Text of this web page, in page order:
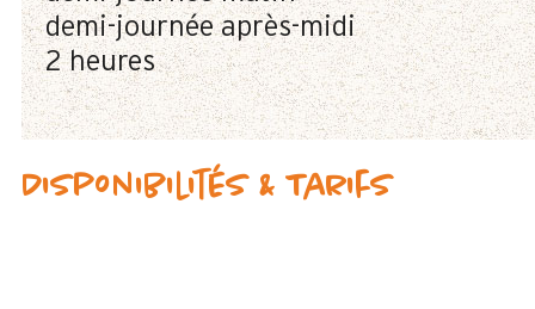
demi-journée après-midi
2 heures
Disponibilités & Tarifs